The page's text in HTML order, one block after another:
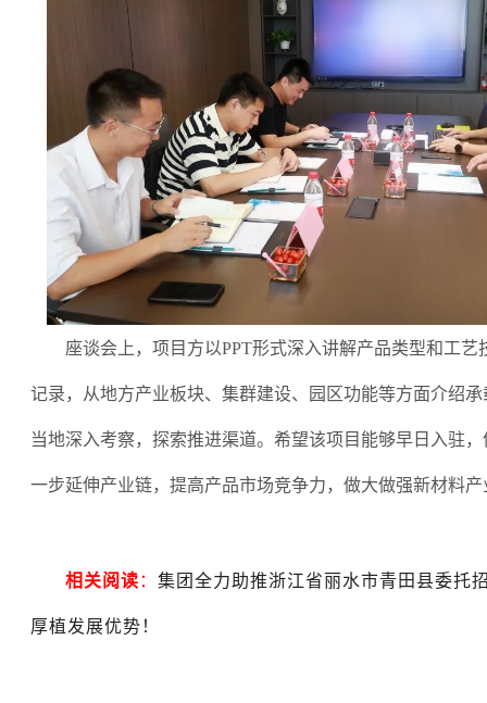
座谈会上，项目方以PPT形式深入讲解产品类型和工艺
记录，从地方产业板块、集群建设、园区功能等方面介绍
当地深入考察，探索推进渠道。希望该项目能够早日入驻
一步延伸产业链，提高产品市场竞争力，做大做强新材料产
相关阅读 ： 集团全力助推浙江省丽水市青田县委托
厚植发展优势！